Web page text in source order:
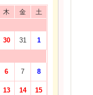
木 金
土
30 31 1
6 7 8
13 14 15